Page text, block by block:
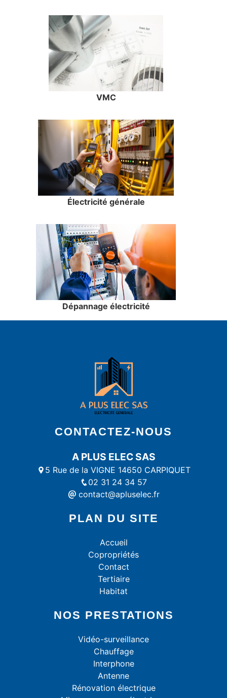
VMC
Électricité générale
Dépannage électricité
CONTACTEZ-NOUS
A PLUS ELEC SAS
5 Rue de la VIGNE 14650 CARPIQUET
02 31 24 34 57
contact@apluselec.fr
PLAN DU SITE
Accueil
Copropriétés
Contact
Tertiaire
Habitat
NOS PRESTATIONS
Vidéo-surveillance
Chauffage
Interphone
Antenne
Rénovation électrique